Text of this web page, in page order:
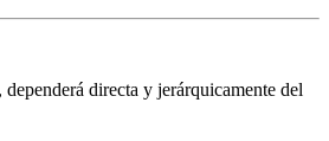
directa y jerárquicamente del